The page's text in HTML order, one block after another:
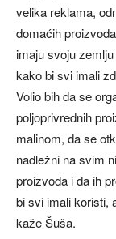
velika reklama,
domaćih
imaju svoju
kako bi svi imali
Volio bih da se
poljoprivrednih
malinom, da se
nadležni na svim
proizvoda i da ih
bi svi imali koristi,
kaže Šuša.